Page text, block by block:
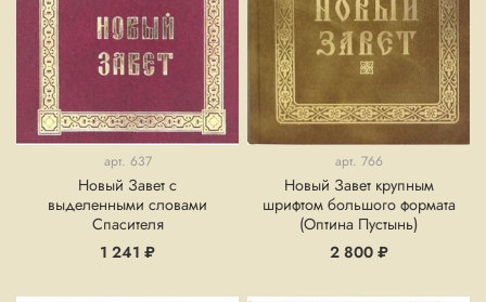
арт. 637
Новый Завет с
выделенными словами
Спасителя
1 241 ₽
арт. 766
Новый Завет крупным
шрифтом большого формата
(Оптина Пустынь)
2 800 ₽